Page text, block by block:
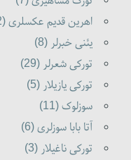
اهرین قدیم عکسلری (22)
یئنی خبرلر (8)
تورکی شعرلر (29)
تورکی یازیلار (5)
سوزلوک (11)
آتا بابا سوزلری (6)
تورکی ناغیلار (3)